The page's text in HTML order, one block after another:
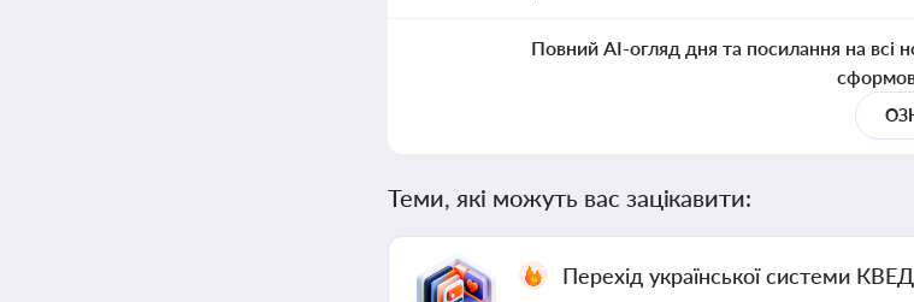
Повний AI-огляд дня та посилання на всі
Теми, які можуть вас зацікавити:
Перехід української системи